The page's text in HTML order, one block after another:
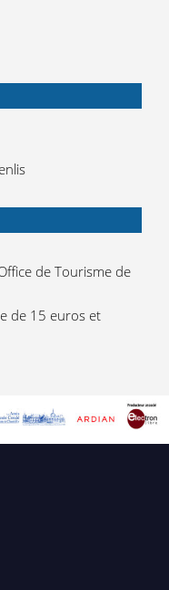
de Tourisme de
de 15 euros et